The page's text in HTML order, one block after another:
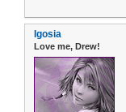
Igosia
Love me, Drew!